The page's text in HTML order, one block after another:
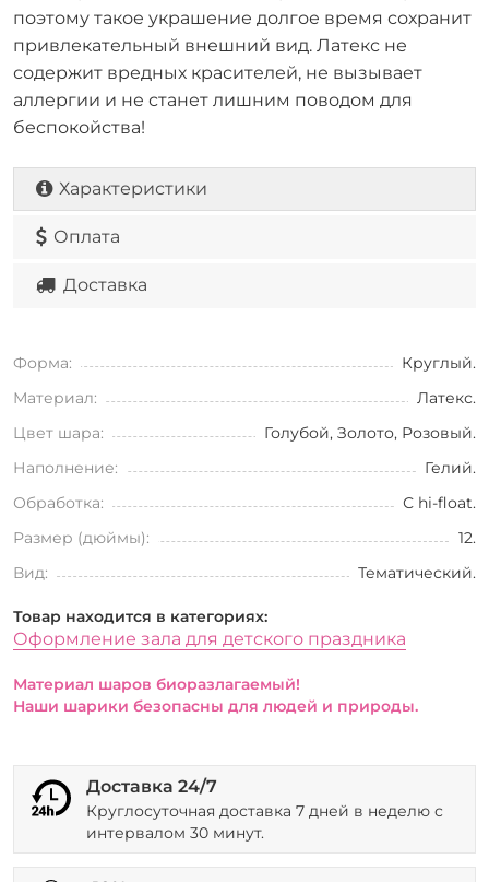
поэтому такое украшение долгое время сохранит
привлекательный внешний вид. Латекс не
содержит вредных красителей, не вызывает
аллергии и не станет лишним поводом для
беспокойства!
Характеристики
Оплата
Доставка
Форма:
Круглый.
Материал:
Латекс.
Цвет шара:
Голубой, Золото, Розовый.
Наполнение:
Гелий.
Обработка:
С hi-float.
Размер (дюймы):
12.
Вид:
Тематический.
Товар находится в категориях:
Оформление зала для детского праздника
Материал шаров биоразлагаемый!
Наши шарики безопасны для людей и природы.
Доставка 24/7
Круглосуточная доставка 7 дней в неделю с
интервалом 30 минут.